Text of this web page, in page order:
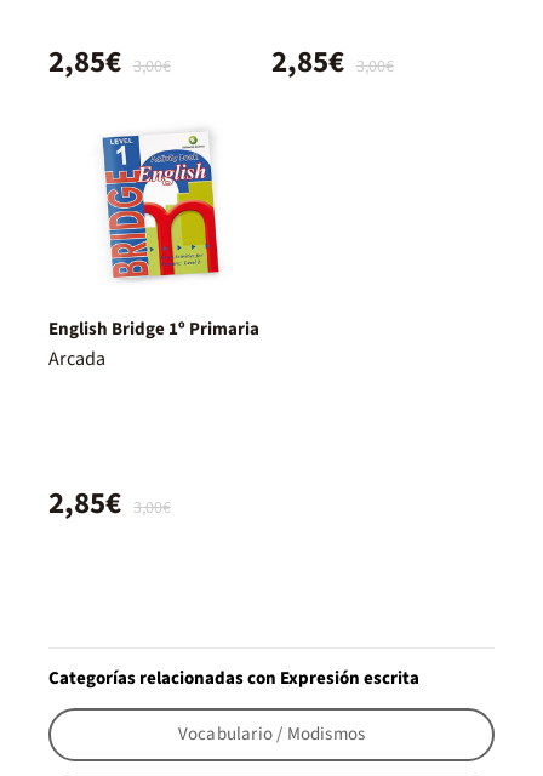
3,00€
2,85€ 3,00€
2,85€
English Bridge 1º Primaria
Arcada
3,00€
2,85€
Categorías relacionadas con Expresión escrita
Vocabulario / Modismos